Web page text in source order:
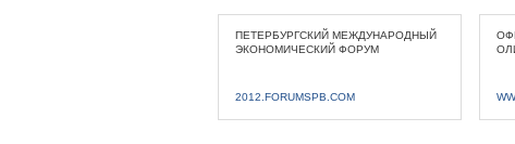
ПЕТЕРБУРГСКИЙ МЕЖДУНАРОДНЫЙ
ЭКОНОМИЧЕСКИЙ ФОРУМ
2012.FORUMSPB.COM